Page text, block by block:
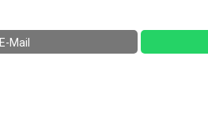
E-Mail